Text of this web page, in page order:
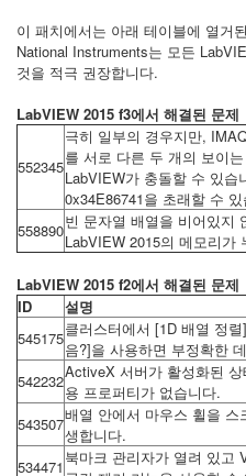
이 패치에서는 아래 테이블에 열거
National Instruments는 모든
것을 적극 권장합니다.
LabVIEW 2015 f3에서 해결된 문제
552345
극히 일부의 경우지만,
를 서로 다른 두 개의 보이
LabVIEW가 충돌할 수 있습
0x34E86741을 초래할 수
558890빈 문자열 배열을 비어있지
LabVIEW 2015의 메모리가
LabVIEW 2015 f2에서 해결된 문제
ID
설명
545175클러스터에서 [1D 배열 정
음?]을 사용하면 부정확한
542232ActiveX 서버가 활성화된
용 프로퍼티가 없습니다.
543507배열 안에서 마우스 휠을 스
생합니다.
534471 북마크 관리자가 열려 있고